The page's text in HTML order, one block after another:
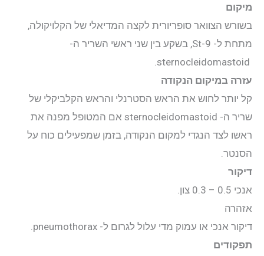
מיקום
בשורש הצוואר סופריורית לקצה המדיאלי של הקלויקולה,
מתחת ל- St-9, בשקע בין שני ראשי השריר ה-
עזרה במיקום הנקודה
קל יותר לחוש את הראש הסטרנלי והראש הקלביקלי של
שריר ה- sternocleidomastoid אם המטופל מפנה את
ראשו לצד הנגדי למקום הנקודה, בזמן שמפעילים כוח על
הסנטר.
דיקור
אנכי 0.5 – 0.3 צון.
אזהרה
דיקור אנכי או עמוק מדי עלול לגרום ל- pneumothorax.
תפקודים